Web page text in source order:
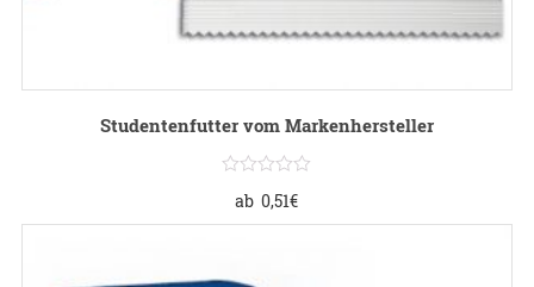
Studentenfutter vom Markenhersteller
ab 0,51€